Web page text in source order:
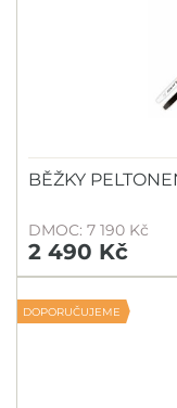
BĚŽKY
DMOC: 7 190 Kč
2 490 Kč
DOPORUČUJEME